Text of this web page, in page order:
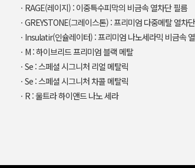
ㆍRAGE(레이지) : 이중특수피막의 비금속 열차단 필름
ㆍGREYSTONE(그레이스톤) : 프리미엄 다중메탈 열차
ㆍInsulatir(인슐레이터) : 프리미엄 나노세라믹 비금속
ㆍM : 하이브리드 프리미엄 블랙 메탈
ㆍSe : 스페셜 시그니처 리얼 메탈릭
ㆍSe : 스페셜 시그니처 차콜 메탈릭
ㆍR : 울트라 하이앤드 나노 세라